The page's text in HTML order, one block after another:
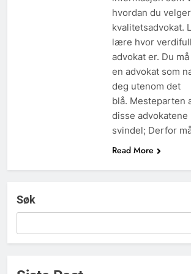
hvordan du
kvalitetsadvokat.
lære hvor
advokat er. Du
en advokat som
deg utenom det
blå. Mesteparten
disse advokatene
svindel; Derfor
Read More
Søk